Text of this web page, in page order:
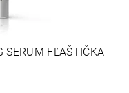
SERUM FĽAŠTIČKA